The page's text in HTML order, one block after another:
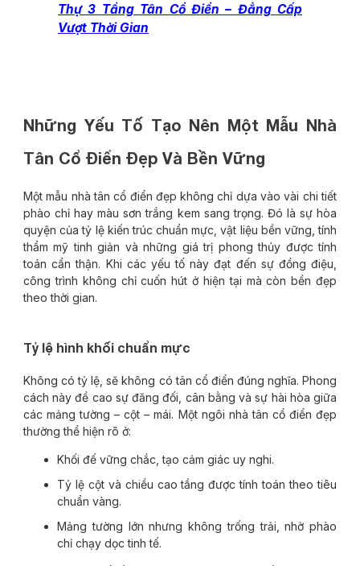
Thự 3 Tầng Tân Cổ Điển – Đẳng Cấp
Vượt Thời Gian
Những Yếu Tố Tạo Nên Một Mẫu Nhà
Tân Cổ Điển Đẹp Và Bền Vững
Một mẫu nhà tân cổ điển đẹp không chỉ dựa vào vài chi tiết
phào chỉ hay màu sơn trắng kem sang trọng. Đó là sự hòa
quyện của tỷ lệ kiến trúc chuẩn mực, vật liệu bền vững, tính
thẩm mỹ tinh giản và những giá trị phong thủy được tính
toán cẩn thận. Khi các yếu tố này đạt đến sự đồng điệu,
công trình không chỉ cuốn hút ở hiện tại mà còn bền đẹp
theo thời gian.
Tỷ lệ hình khối chuẩn mực
Không có tỷ lệ, sẽ không có tân cổ điển đúng nghĩa. Phong
cách này đề cao sự đăng đối, cân bằng và sự hài hòa giữa
các mảng tường – cột – mái. Một ngôi nhà tân cổ điển đẹp
thường thể hiện rõ ở:
Khối đế vững chắc, tạo cảm giác uy nghi.
Tỷ lệ cột và chiều cao tầng được tính toán theo tiêu
chuẩn vàng.
Mảng tường lớn nhưng không trống trải, nhờ phào
chỉ chạy dọc tinh tế.